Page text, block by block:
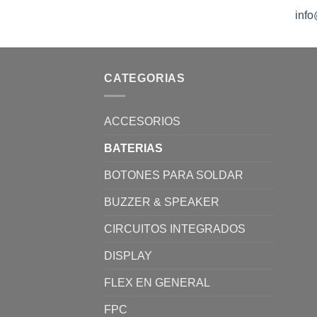
CATEGORIAS
ACCESORIOS
BATERIAS
BOTONES PARA SOLDAR
BUZZER & SPEAKER
CIRCUITOS INTEGRADOS
DISPLAY
FLEX EN GENERAL
FPC